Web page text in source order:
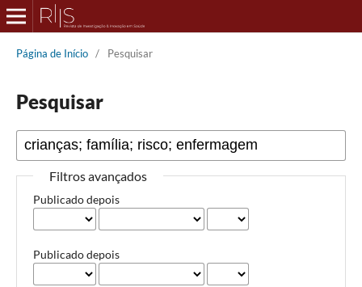
Página de Início / Pesquisar
Pesquisar
Filtros avançados
Publicado depois
Publicado depois